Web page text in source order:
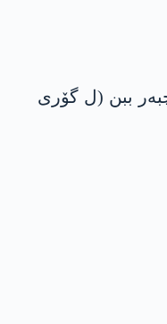
ببن (ل گۆری